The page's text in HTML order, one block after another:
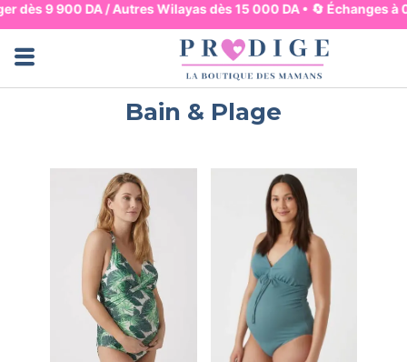
9 900 DA / Autres Wilayas dès 15 000 DA • 🔄 Échanges à 0
Bain & Plage